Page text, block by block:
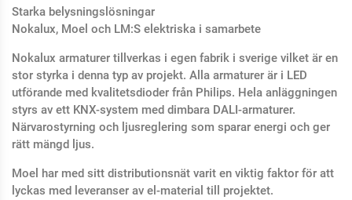
Starka belysningslösningar
Nokalux, Moel och LM:S elektriska i samarbete
Nokalux armaturer tillverkas i egen fabrik i sverige vilket är en
stor styrka i denna typ av projekt. Alla armaturer är i LED
utförande med kvalitetsdioder från Philips. Hela anläggningen
styrs av ett KNX-system med dimbara DALI-armaturer.
Närvarostyrning och ljusreglering som sparar energi och ger
rätt mängd ljus.
Moel har med sitt distributionsnät varit en viktig faktor för att
lyckas med leveranser av el-material till projektet.